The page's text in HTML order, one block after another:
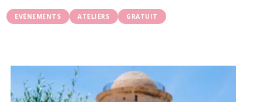
EVÉNEMENTS ATELIERS GRATUIT